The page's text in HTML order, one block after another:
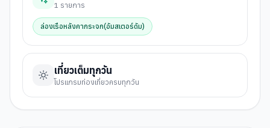
1 รายการ
ล่องเรือหลังคากระจก(อัมสเตอร์ดัม)
เที่ยวเต็มทุกวัน
โปรแกรมท่องเที่ยวครบทุกวัน